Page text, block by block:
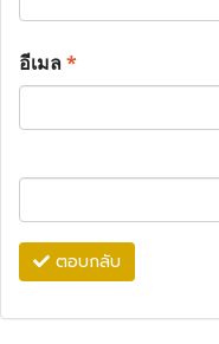
อีเมล*
ตอบกลับ